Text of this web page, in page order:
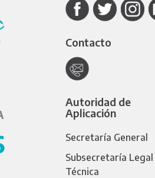
Contacto
Autoridad de
Aplicación
Secretaría General
Subsecretaría
Técnica